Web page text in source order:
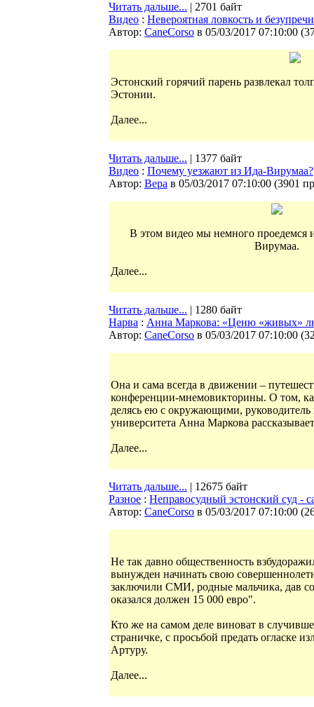
Читать дальше... | 2701 байт
Видео : Невероятная ловкость и
Автор: CaneCorso в 05/03/2017 07:10:00 (
Эстонский горячий парень развлекал
Эстонии.
Далее...
Читать дальше... | 1377 байт
Видео : Почему уезжают из Ида-Вирумаа?
Автор: Bepa в 05/03/2017 07:10:00 (3901
В этом видео мы немного проедемся
Вирумаа.
Далее...
Читать дальше... | 1280 байт
Нарва : Анна Маркова: «Ценю «живых»
Автор: CaneCorso в 05/03/2017 07:10:00 (
Она и сама всегда в движении –
конференции-мнемовикторины. О том,
делясь ею с окружающими, руководитель
университета Анна Маркова
Далее...
Читать дальше... | 12675 байт
Разное : Неправосудный эстонский суд -
Автор: CaneCorso в 05/03/2017 07:10:00 (
Не так давно общественность
вынужден начинать свою
заключили СМИ, родные мальчика, дав
оказался должен 15 000 евро".
Кто же на самом деле виноват в
страничке, с просьбой предать огласке
Артуру.
Далее...